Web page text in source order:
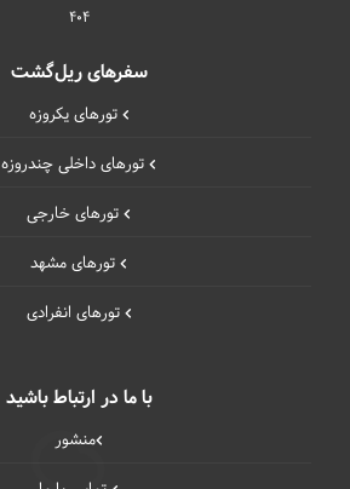
404
سفرهای ریل‌گشت
تورهای یکروزه
تورهای داخلی چند‌روزه
تورهای خارجی
تورهای مشهد
تورهای انفرادی
با ما در ارتباط باشید
منشور